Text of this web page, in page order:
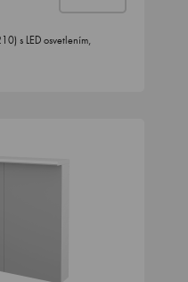
s LED osvetlením,